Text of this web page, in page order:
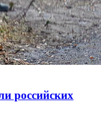
российских